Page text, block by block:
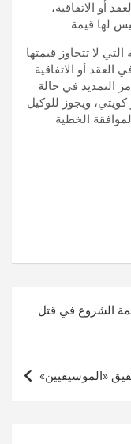
أو الاتفاقية،
لها قيمة.
لا تتجاوز قيمتها
العقد أو الاتفاقية
التمديد في حالة
كويتي، ويجوز للوكيل
الخطية
3 أشخاص بتهمة الشروع في قتل
«الموسيقيين»